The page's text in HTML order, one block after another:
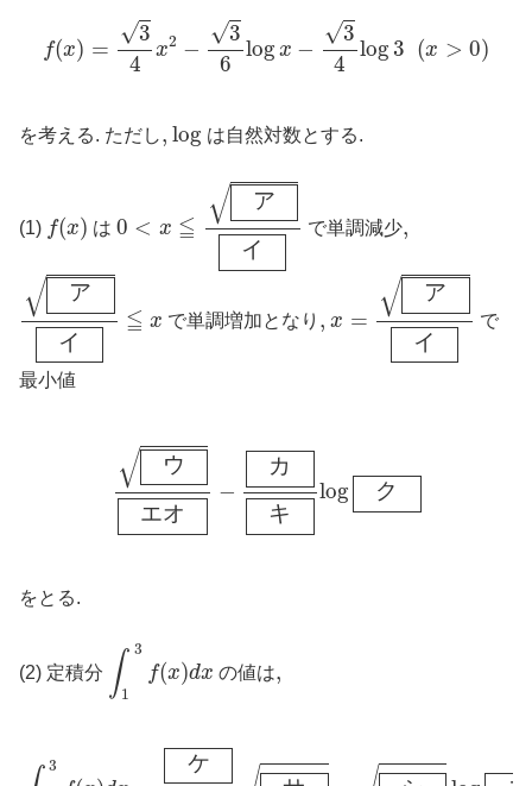
f(x) =
√3
4
x2 −
√3
6
log x −
√3
4
log 3 (x > 0)
=3 6log log3
を考える. ただし,, log
log は自然対数とする.
(1) f(x)
(x は0 < x ≦
√
ア
イ
で単調減少,,
√
ア
イ
≦ x
イ≦x
で単調増加となり ,, x = √
ア
イ
イ
で
最小値
√
ウ
エオ
−
カ
キ
log ク
ウエ
をとる.
(2) 定積分 ∫ 3
1
f(x)dx
13f
の値は,,
3 ケ
∫13f(x)d